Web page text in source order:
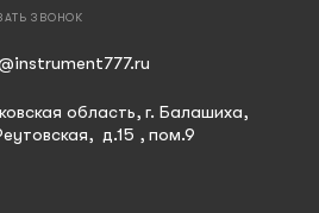
ЗВОНОК
область, г. Балашиха,
д.15 , пом.9